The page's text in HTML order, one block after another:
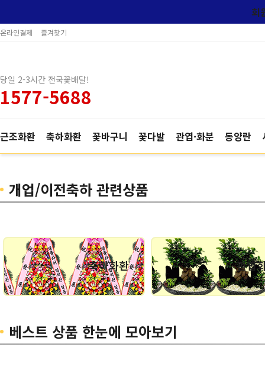
회
온라인결제 즐겨찾기
당일 2-3시간 전국꽃배달!
1577-5688
근조화환 축하화환 꽃바구니 꽃다발 관엽·화분 동양란
개업/이전축하 관련상품
축하화환 관엽
베스트 상품 한눈에 모아보기